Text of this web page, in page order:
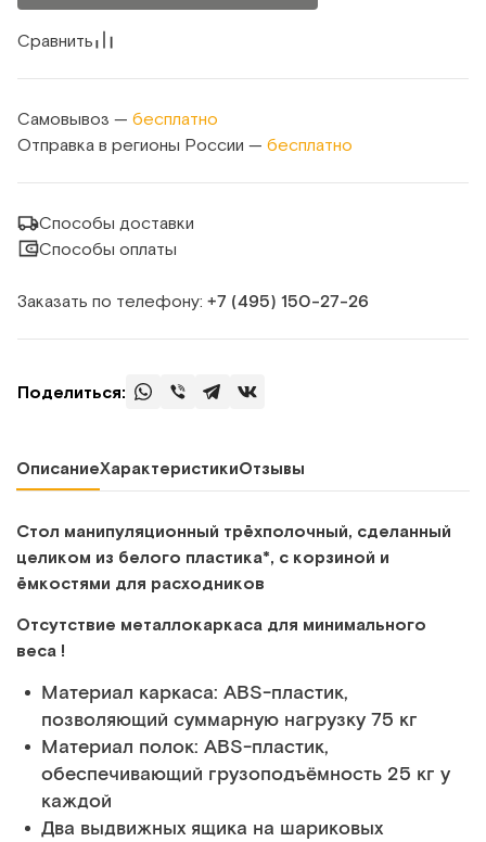
Сравнить
Самовывоз — бесплатно
Отправка в регионы России — бесплатно
Способы доставки
Способы оплаты
Заказать по телефону: +7 (495) 150‑27‑26
Поделиться:
ОписаниеХарактеристикиОтзывы
Стол манипуляционный трёхполочный, сделанный
целиком из белого пластика*, с корзиной и
ёмкостями для расходников
Отсутствие металлокаркаса для минимального
веса !
Материал каркаса: АВS-пластик,
позволяющий суммарную нагрузку 75 кг
Материал полок: ABS-пластик,
обеспечивающий грузоподъёмность 25 кг у
каждой
Два выдвижных ящика на шариковых